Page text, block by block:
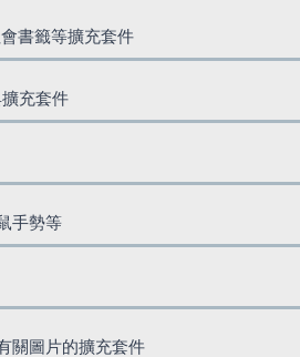
書籤等擴充套件
充套件
手勢等
關圖片的擴充套件